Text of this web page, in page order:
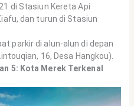
di Stasiun Kereta Api
dan turun di Stasiun
parkir di alun-alun di depan
16, Desa Hangkou).
5: Kota Merek Terkenal